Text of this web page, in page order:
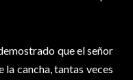
que el señor
cancha, tantas veces